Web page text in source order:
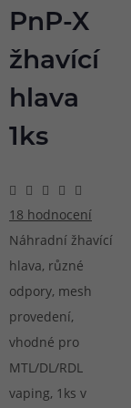
PnP-X
žhavící
hlava
1ks
18 hodnocení
Náhradní žhavící
hlava, různé
odpory, mesh
provedení,
vhodné pro
MTL/DL/RDL
vaping, 1ks v